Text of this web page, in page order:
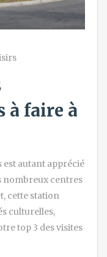
à faire à
est autant apprécié
nombreux centres
cette station
culturelles,
top 3 des visites